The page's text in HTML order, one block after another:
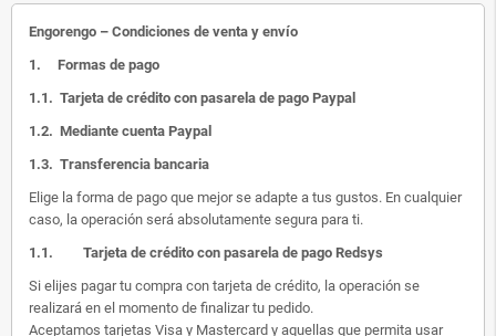
Engorengo – Condiciones de venta y envío
1. Formas de pago
1.1. Tarjeta de crédito con pasarela de pago Paypal
1.2. Mediante cuenta Paypal
1.3. Transferencia bancaria
Elige la forma de pago que mejor se adapte a tus gustos. En cualquier
caso, la operación será absolutamente segura para ti.
1.1. Tarjeta de crédito con pasarela de pago Redsys
Si elijes pagar tu compra con tarjeta de crédito, la operación se
realizará en el momento de finalizar tu pedido.
Aceptamos tarjetas Visa y Mastercard y aquellas que permita usar